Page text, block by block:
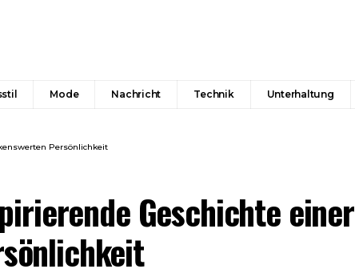
Mode Nachricht Technik Unterhaltung
Persönlichkeit
Geschichte einer